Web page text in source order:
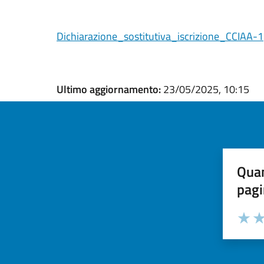
Dichiarazione_sostitutiva_iscrizione_CCIAA-1
Ultimo aggiornamento:23/05/2025, 10:15
Valuta